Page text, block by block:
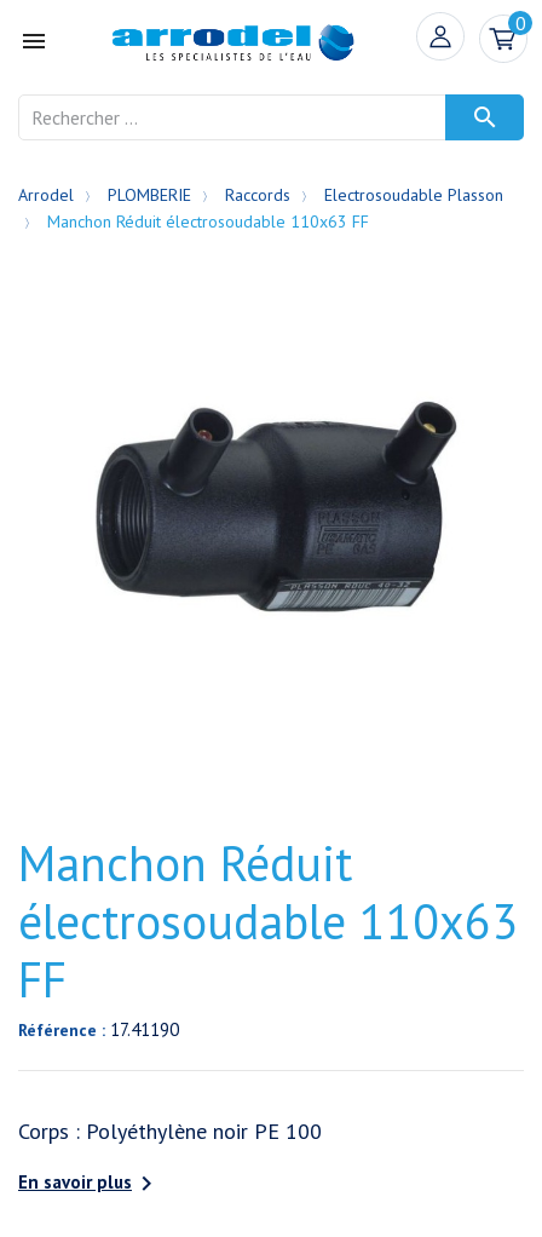

0

Arrodel PLOMBERIE Raccords
Electrosoudable Plasson
Manchon Réduit électrosoudable 110x63 FF
Manchon Réduit
électrosoudable 110x63
FF
Référence : 17.41190
Corps : Polyéthylène noir PE 100
En savoir plus 